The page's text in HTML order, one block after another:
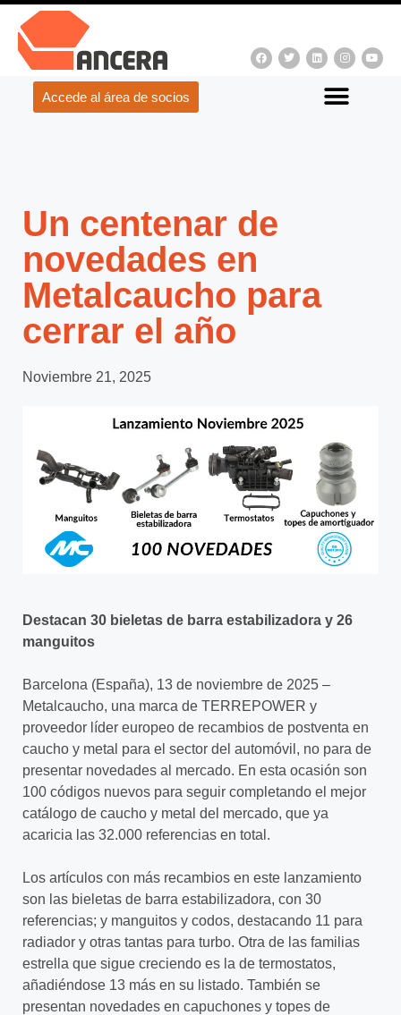
Accede al área de socios
Un centenar de
novedades en
Metalcaucho para
cerrar el año
Noviembre 21, 2025
Destacan 30 bieletas de barra estabilizadora y 26
manguitos
Barcelona (España), 13 de noviembre de 2025 –
Metalcaucho, una marca de TERREPOWER y
proveedor líder europeo de recambios de postventa en
caucho y metal para el sector del automóvil, no para de
presentar novedades al mercado. En esta ocasión son
100 códigos nuevos para seguir completando el mejor
catálogo de caucho y metal del mercado, que ya
acaricia las 32.000 referencias en total.
Los artículos con más recambios en este lanzamiento
son las bieletas de barra estabilizadora, con 30
referencias; y manguitos y codos, destacando 11 para
radiador y otras tantas para turbo. Otra de las familias
estrella que sigue creciendo es la de termostatos,
añadiéndose 13 más en su listado. También se
presentan novedades en capuchones y topes de